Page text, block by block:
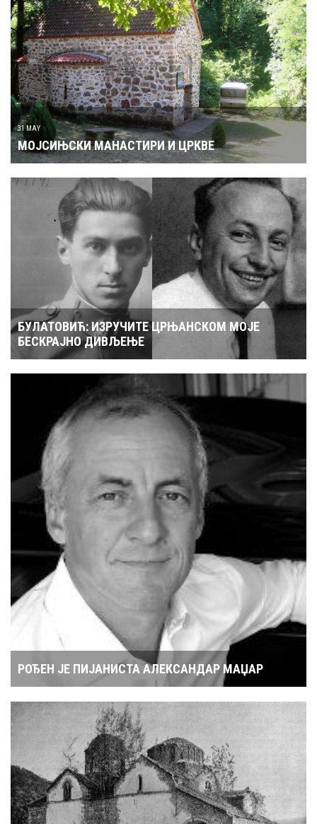
31 MAY
МОЈСИЊСКИ МАНАСТИРИ И ЦРКВЕ
БУЛАТОВИЋ: ИЗРУЧИТЕ ЦРЊАНСКОМ МОЈЕ
БЕСКРАЈНО ДИВЉЕЊЕ
РОЂЕН ЈЕ ПИЈАНИСТА АЛЕКСАНДАР МАЏАР